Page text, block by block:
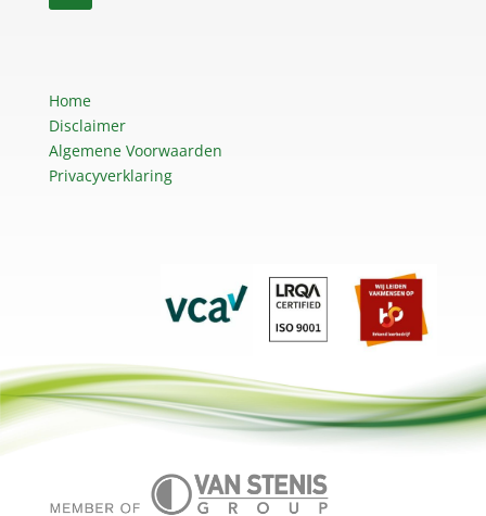
Home
Disclaimer
Algemene Voorwaarden
Privacyverklaring